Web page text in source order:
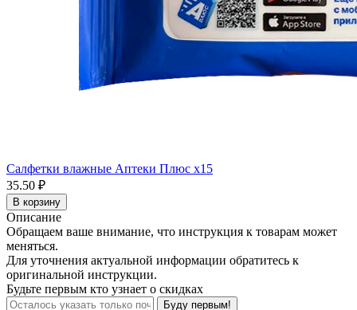
Салфетки влажные Аптеки Плюс x15
35.50 ₽
В корзину
Описание
Обращаем ваше внимание, что инструкция к товарам может
меняться.
Для уточнения актуальной информации обратитесь к
оригинальной инструкции.
Будьте первым кто узнает о скидках
Буду первым!